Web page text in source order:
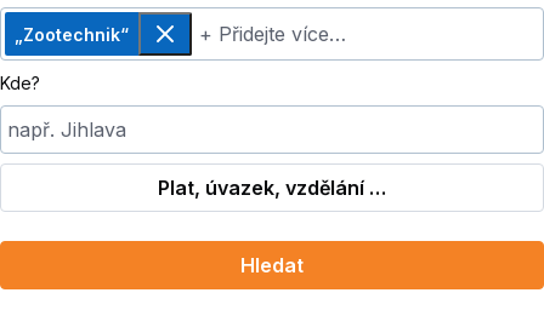
„Zootechnik“
Odebrat+ Přidejte více…
Kde?
např. Jihlava
Plat, úvazek, vzdělání …
Hledat